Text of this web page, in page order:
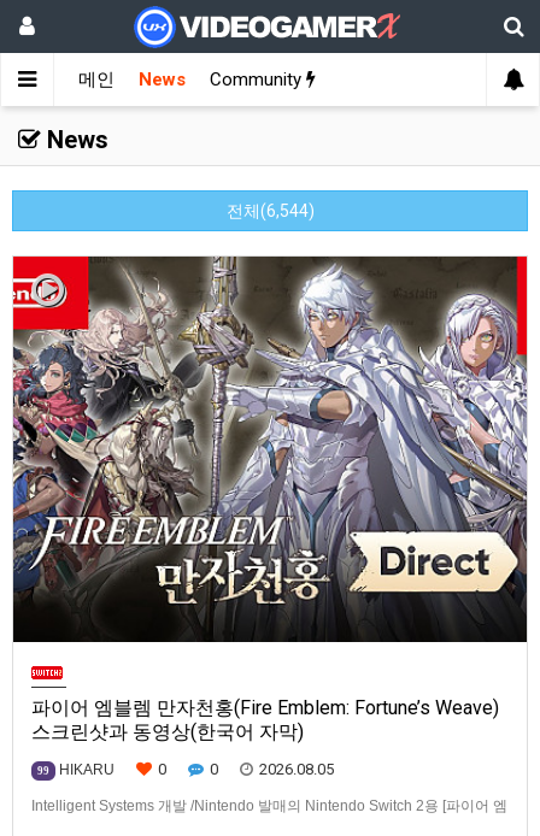
메인 News Community
News
전체(6,544)
파이어 엠블렘 만자천홍(Fire Emblem: Fortune’s Weave)
스크린샷과 동영상(한국어 자막)
99 HIKARU 0 0 2026.08.05
Intelligent Systems 개발 /Nintendo 발매의 Nintendo Switch 2용 [파이어 엠